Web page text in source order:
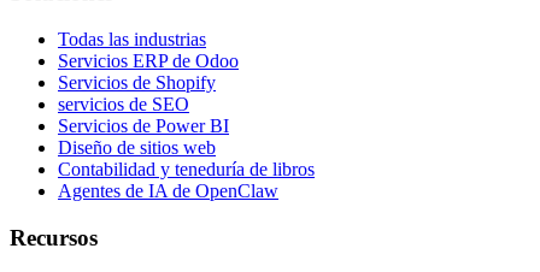
Todas las industrias
Servicios ERP de Odoo
Servicios de Shopify
servicios de SEO
Servicios de Power BI
Diseño de sitios web
Contabilidad y teneduría de libros
Agentes de IA de OpenClaw
Recursos